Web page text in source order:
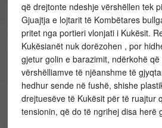
që drejtonte ndeshje vërshëllen tek
Gjuajtja e lojtarit të Kombëtares
pritet nga portieri vlonjati i Kukësit.
Kukësianët nuk dorëzohen , por
gjetur golin e barazimit, ndërkohë
vërshëlliamve të njëanshme të
hedhur sende në fushë, shishe
drejtuesëve të Kukësit për të ruajtur
tensionin, që do të ngrihej disa herë